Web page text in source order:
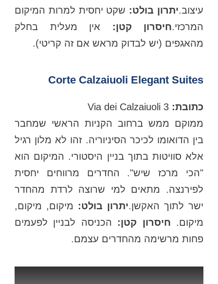
עיצוב.יתרון בולט:שקט יחסית למרות המיקום
המרכזי.חיסרון קטן:אין מעלית בחלק
מהאגפים (יש לבדוק מראש אם זה קריטי).
Corte Calzaiuoli Elegant Suites
כתובת:Via dei Calzaiuoli 3
ממוקם ממש ברחוב הקניות הראשי שמחבר
בין הדואומו לכיכר הסיניוריה. זהו לא מלון רגיל
אלא סוויטות בתוך בניין היסטורי. המיקום הוא
"הכי מרכז שיש". החדרים מרווחים יחסית
לפירנצה. מתאים למי שרוצה לרדת מהחדר
ישר לתוך האקשן.יתרון בולט:מיקום, מיקום,
מיקום.חיסרון קטן:הכניסה לבניין לפעמים
פחות מרשימה מהחדרים עצמם.